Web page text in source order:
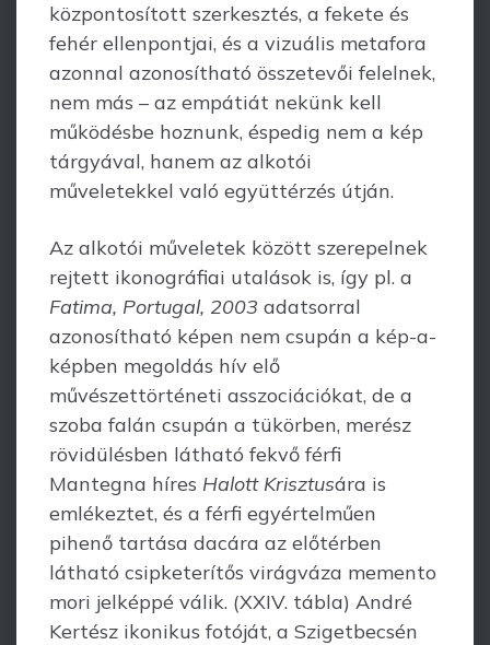
központosított szerkesztés, a fekete és
fehér ellenpontjai, és a vizuális metafora
azonnal azonosítható összetevői felelnek,
nem más – az empátiát nekünk kell
működésbe hoznunk, éspedig nem a kép
tárgyával, hanem az alkotói
műveletekkel való együttérzés útján.
Az alkotói műveletek között szerepelnek
rejtett ikonográfiai utalások is, így pl. a
Fatima, Portugal, 2003 adatsorral
azonosítható képen nem csupán a kép-a-
képben megoldás hív elő
művészettörténeti asszociációkat, de a
szoba falán csupán a tükör­ben, merész
rövidülésben látható fekvő férfi
Mantegna híres Halott Krisztusára is
emlékeztet, és a férfi egyértelműen
pihenő tartása dacára az előtérben
látható csipke­terítős virágváza memento
mori jelképpé válik. (XXIV. tábla) André
Kertész ikonikus fotóját, a Szigetbecsén